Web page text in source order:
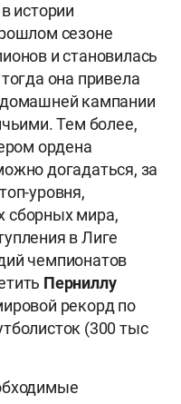
истории
сезоне
и становилась
она привела
кампании
Тем более,
ордена
догадаться, за
уровня,
сборных мира,
в Лиге
чемпионатов
Перниллу
рекорд по
(300 тыс